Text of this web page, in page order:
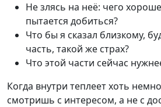
Не злясь на неё: чего
пытается добиться?
Что бы я сказал близкому,
часть, такой же страх?
Что этой части сейчас
Когда внутри теплеет хоть
смотришь с интересом, а не с